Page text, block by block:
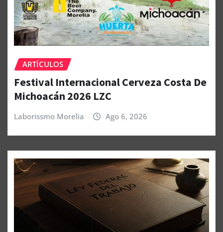
ARTÍCULOS
Festival Internacional Cerveza Costa De
Michoacán 2026 LZC
Laborissmo Morelia Ago 6, 2026